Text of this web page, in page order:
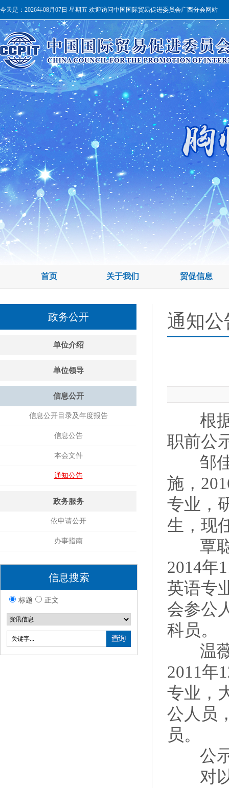
今天是： 2026年08月07日 星期五 欢迎访问中国国际贸易促进委员会广西分会网站
首页 关于我们 贸促信息
政务公开
单位介绍
单位领导
信息公开
信息公开目录及年度报告
信息公告
本会文件
通知公告
政务服务
依申请公开
办事指南
信息搜索
标题 正文
通知公
根据
职前公
邹佳
施，
专业，
生，现
覃聪
2014年
英语专
会参公
科员。
温薇
2011年
专业，
公人员
员。
公示
对以